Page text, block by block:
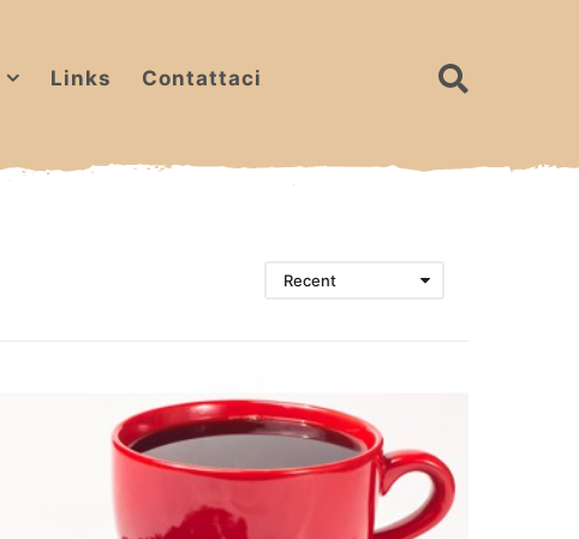
Links Contattaci
Recent